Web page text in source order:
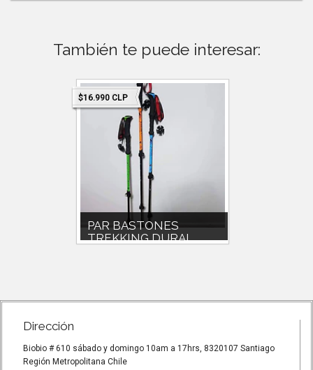
También te puede interesar:
$16.990 CLP
PAR BASTONES
TREKKING DURAL...
Dirección
Biobio # 610 sábado y domingo 10am a 17hrs, 8320107 Santiago
Región Metropolitana Chile